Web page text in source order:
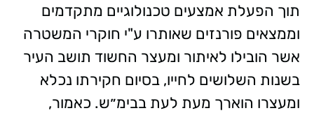
תוך הפעלת אמצעים טכנולוגיים מתקדמים
וממצאים פורנזים שאותרו ע"י חוקרי המשטרה
אשר הובילו לאיתור ומעצר החשוד תושב העיר
בשנות השלושים לחייו, בסיום חקירתו נכלא
ומעצרו הוארך מעת לעת בבימ״ש. כאמור,